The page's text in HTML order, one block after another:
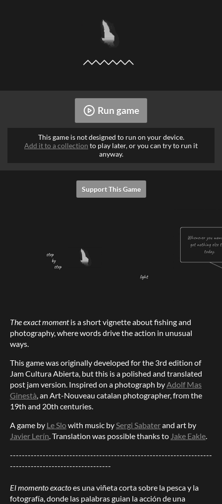
Run game
This game is not designed to run on your device.
Add it to a collection to play later, or you can try to run it
anyway.
Support This Game
The exact momentis a short vignette about fishing and
photography, where words drive the action in unusual
ways.
This game was originally developed for the 3rd edition of
Jam Cultura Abierta, but this is a polished and translated
post jam version. Inspired on a photograph byAdolf Mas
Ginestà, an Art-Nouveau catalan photographer, from the
19th and 20th centuries.
A game by Le Slowith music bySergi Sabaterand art by
Javier Lerín. Translation was possible thanks to Jake Eakle.
--------------------------------------------------------------------
----------------------------------
El momento exactoes una viñeta corta sobre la pesca y la
fotografía, donde las palabras guian la acción de una